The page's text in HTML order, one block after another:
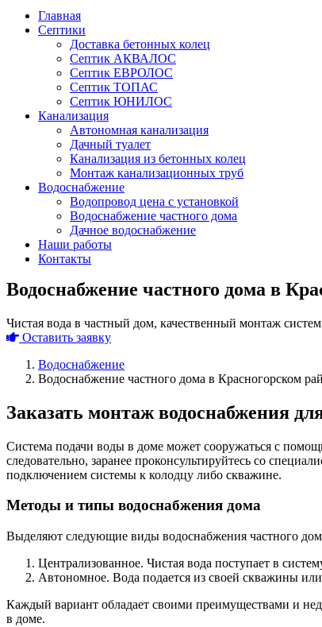
Главная
Септики
Доставка бетонных колец
Септик АКВАЛОС
Септик ЕВРОЛОС
Септик ТОПАС
Септик ЮНИЛОС
Канализация
Автономная канализация
Дачный туалет
Канализация из бетонных колец
Монтаж канализационных труб
Водоснабжение
Водопровод цена с установкой
Водоснабжение частного дома
Дачное водоснабжение
Наши работы
Контакты
Водоснабжение частного дома в
Чистая вода в частный дом, качественный монтаж
Оставить заявку
Водоснабжение
Водоснабжение частного дома в Красногорском
Заказать монтаж водоснабжения
Система подачи воды в доме может сооружаться с
следовательно, заранее проконсультируйтесь со
подключением системы к колодцу либо скважине.
Методы и типы водоснабжения дома
Выделяют следующие виды водоснабжения частного
Централизованное. Чистая вода поступает в
Автономное. Вода подается из своей скважины
Каждый вариант обладает своими преимуществами и
в доме.